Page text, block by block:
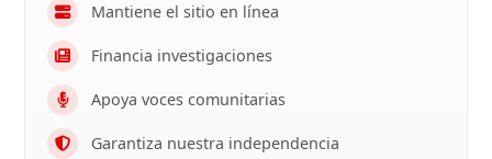
Mantiene el sitio en línea
Financia investigaciones
Apoya voces comunitarias
Garantiza nuestra independencia